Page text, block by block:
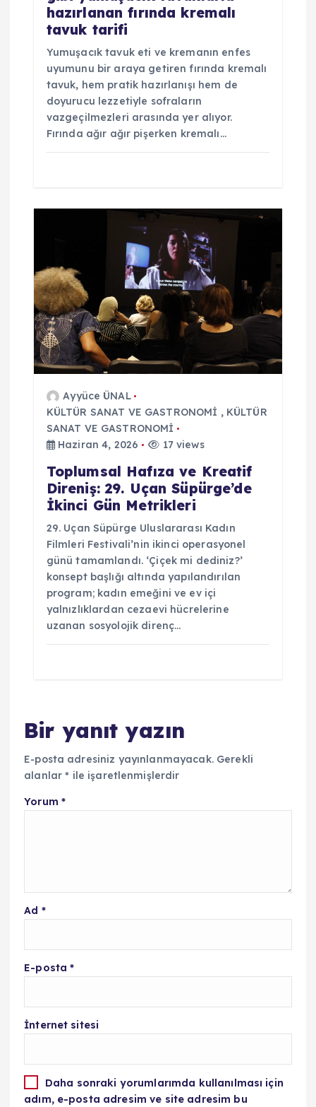
hazırlanan fırında kremalı
tavuk tarifi
Yumuşacık tavuk eti ve kremanın enfes
uyumunu bir araya getiren fırında kremalı
tavuk, hem pratik hazırlanışı hem de
doyurucu lezzetiyle sofraların
vazgeçilmezleri arasında yer alıyor.
Fırında ağır ağır pişerken kremalı…
Ayyüce ÜNAL
KÜLTÜR SANAT VE GASTRONOMİ , KÜLTÜR
SANAT VE GASTRONOMİ
Haziran 4, 2026
17 views
Toplumsal Hafıza ve Kreatif
Direniş: 29. Uçan Süpürge’de
İkinci Gün Metrikleri
29. Uçan Süpürge Uluslararası Kadın
Filmleri Festivali’nin ikinci operasyonel
günü tamamlandı. ‘Çiçek mi dediniz?’
konsept başlığı altında yapılandırılan
program; kadın emeğini ve ev içi
yalnızlıklardan cezaevi hücrelerine
uzanan sosyolojik direnç…
Bir yanıt yazın
E-posta adresiniz yayınlanmayacak. Gerekli
alanlar* ile işaretlenmişlerdir
Yorum *
Ad *
E-posta*
İnternet sitesi
Daha sonraki yorumlarımda kullanılması için
adım, e-posta adresim ve site adresim bu